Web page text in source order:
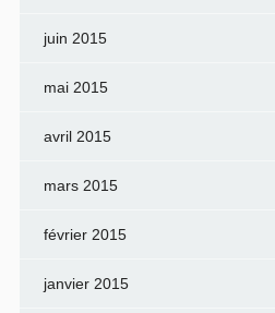
juin 2015
mai 2015
avril 2015
mars 2015
février 2015
janvier 2015